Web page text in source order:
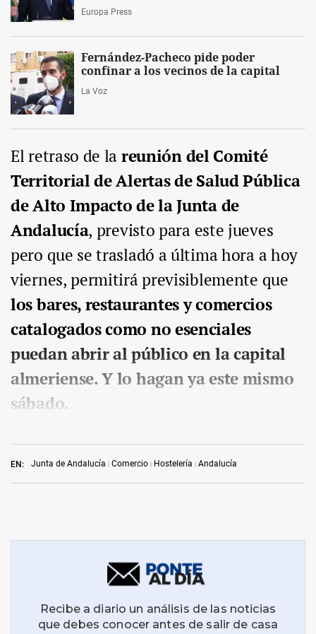
EN: Junta de Andalucía Comercio Hostelería Andalucía
Europa Press
Fernández-Pacheco pide poder
confinar a los vecinos de la capital
La Voz
El retraso de la reunión del Comité
Territorial de Alertas de Salud Pública
de Alto Impacto de la Junta de
Andalucía, previsto para este jueves
pero que se trasladó a última hora a hoy
viernes, permitirá previsiblemente que
los bares, restaurantes y comercios
catalogados como no esenciales
puedan abrir al público en la capital
almeriense. Y lo hagan ya este mismo
sábado.